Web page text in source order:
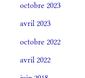
octobre 2023
avril 2023
octobre 2022
avril 2022